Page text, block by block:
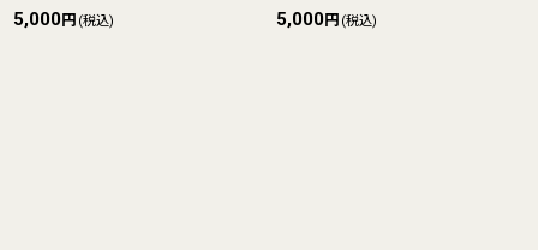
5,000円 (税込) 5,000円 (税込)